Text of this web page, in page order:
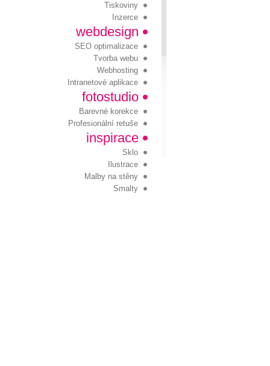
Tiskoviny
Inzerce
webdesign
SEO optimalizace
Tvorba webu
Webhosting
Intranetové aplikace
fotostudio
Barevné korekce
Profesionální retuše
inspirace
Sklo
Ilustrace
Malby na stěny
Smalty